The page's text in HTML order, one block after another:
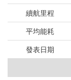
續航里程
平均能耗
發表日期